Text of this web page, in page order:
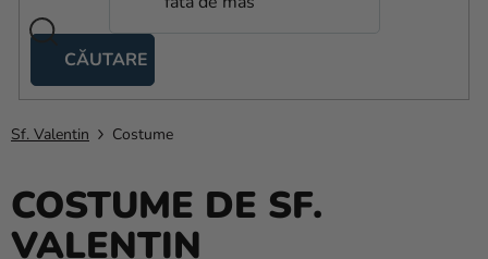
CĂUTARE
tip
foarfecă
Heliu si
baloane
Sf. Valentin Costume
COSTUME DE SF.
VALENTIN